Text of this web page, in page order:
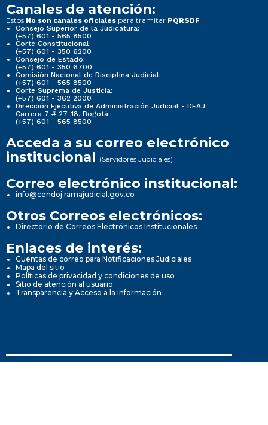
Canales de atención:
Estos No son canales oficiales para tramitar PQRSDF
Consejo Superior de la Judicatura:
(+57) 601 - 565 8500
Corte Constitucional:
(+57) 601 - 350 6200
Consejo de Estado:
(+57) 601 - 350 6700
Comisión Nacional de Disciplina Judicial:
(+57) 601 - 565 8500
Corte Suprema de Justicia:
(+57) 601 - 362 2000
Dirección Ejecutiva de Administración Judicial - DEAJ:
Carrera 7 # 27-18, Bogotá
(+57) 601 - 565 8500
Acceda a su correo electrónico
institucional (Servidores Judiciales)
Correo electrónico institucional:
info@cendoj.ramajudicial.gov.co
Otros Correos electrónicos:
Directorio de Correos Electrónicos Institucionales
Enlaces de interés:
Cuentas de correo para Notificaciones Judiciales
Mapa del sitio
Políticas de privacidad y condiciones de uso
Sitio de atención al usuario
Transparencia y Acceso a la información